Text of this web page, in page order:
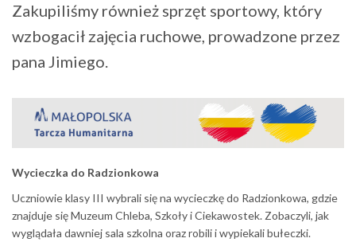
Zakupiliśmy również sprzęt sportowy, który
wzbogacił zajęcia ruchowe, prowadzone przez
pana Jimiego.
Wycieczka do Radzionkowa
Uczniowie klasy III wybrali się na wycieczkę do Radzionkowa, gdzie
znajduje się Muzeum Chleba, Szkoły i Ciekawostek. Zobaczyli, jak
wyglądała dawniej sala szkolna oraz robili i wypiekali bułeczki.